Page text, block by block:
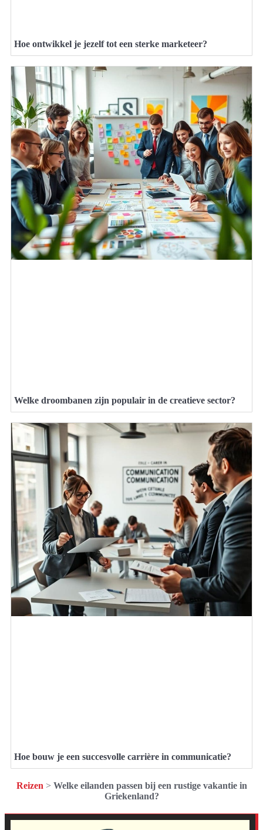
Hoe ontwikkel je jezelf tot een sterke marketeer?
Welke droombanen zijn populair in de creatieve sector?
Hoe bouw je een succesvolle carrière in communicatie?
Reizen > Welke eilanden passen bij een rustige vakantie in
Griekenland?